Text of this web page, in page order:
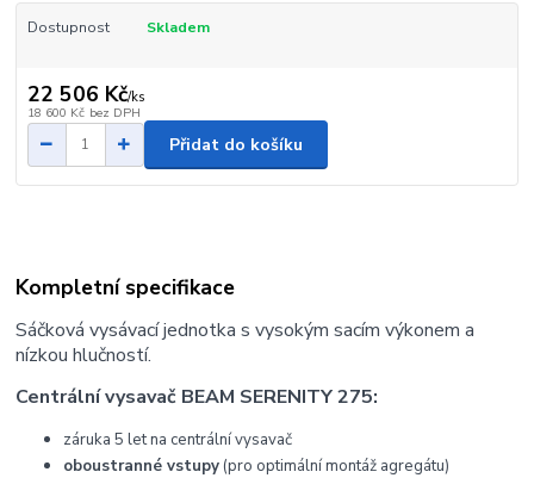
Dostupnost Skladem
22 506 Kč/ks
18 600 Kč bez DPH
Přidat do košíku
Kompletní specifikace
Sáčková vysávací jednotka s vysokým sacím výkonem a
nízkou hlučností.
Centrální vysavač BEAM SERENITY 275:
záruka 5 let na centrální vysavač
oboustranné vstupy(pro optimální montáž agregátu)